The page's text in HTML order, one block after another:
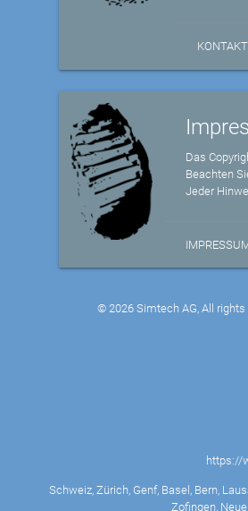
KONTAKT
Das
Beachten
Jeder
© 2026 Simtech AG, All rights
https://
Schweiz, Zürich, Genf, Basel, Bern,
Zofingen,